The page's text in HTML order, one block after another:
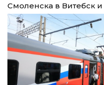
Смоленска в Витебск